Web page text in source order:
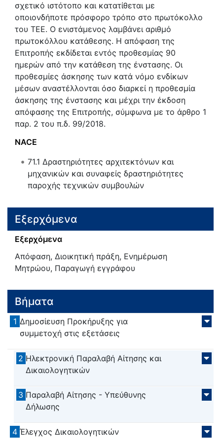
σχετικό ιστότοπο και κατατίθεται με
οποιονδήποτε πρόσφορο τρόπο στο πρωτόκολλο
του TEE. Ο ενιστάμενος λαμβάνει αριθμό
πρωτοκόλλου κατάθεσης. Η απόφαση της
Επιτροπής εκδίδεται εντός προθεσμίας 90
ημερών από την κατάθεση της ένστασης. Οι
προθεσμίες άσκησης των κατά νόμο ενδίκων
μέσων αναστέλλονται όσο διαρκεί η προθεσμία
άσκησης της ένστασης και μέχρι την έκδοση
απόφασης της Επιτροπής, σύμφωνα με το άρθρο 1
παρ. 2 του π.δ. 99/2018.
NACE
71.1 Δραστηριότητες αρχιτεκτόνων και
μηχανικών και συναφείς δραστηριότητες
παροχής τεχνικών συμβουλών
Εξερχόμενα
Εξερχόμενα
Απόφαση, Διοικητική πράξη, Ενημέρωση
Μητρώου, Παραγωγή εγγράφου
Βήματα
1 Δημοσίευση Προκήρυξης για
συμμετοχή στις εξετάσεις
2 Ηλεκτρονική Παραλαβή Αίτησης και
Δικαιολογητικών
3 Παραλαβή Αίτησης - Υπεύθυνης
Δήλωσης
4 Έλεγχος Δικαιολογητικών